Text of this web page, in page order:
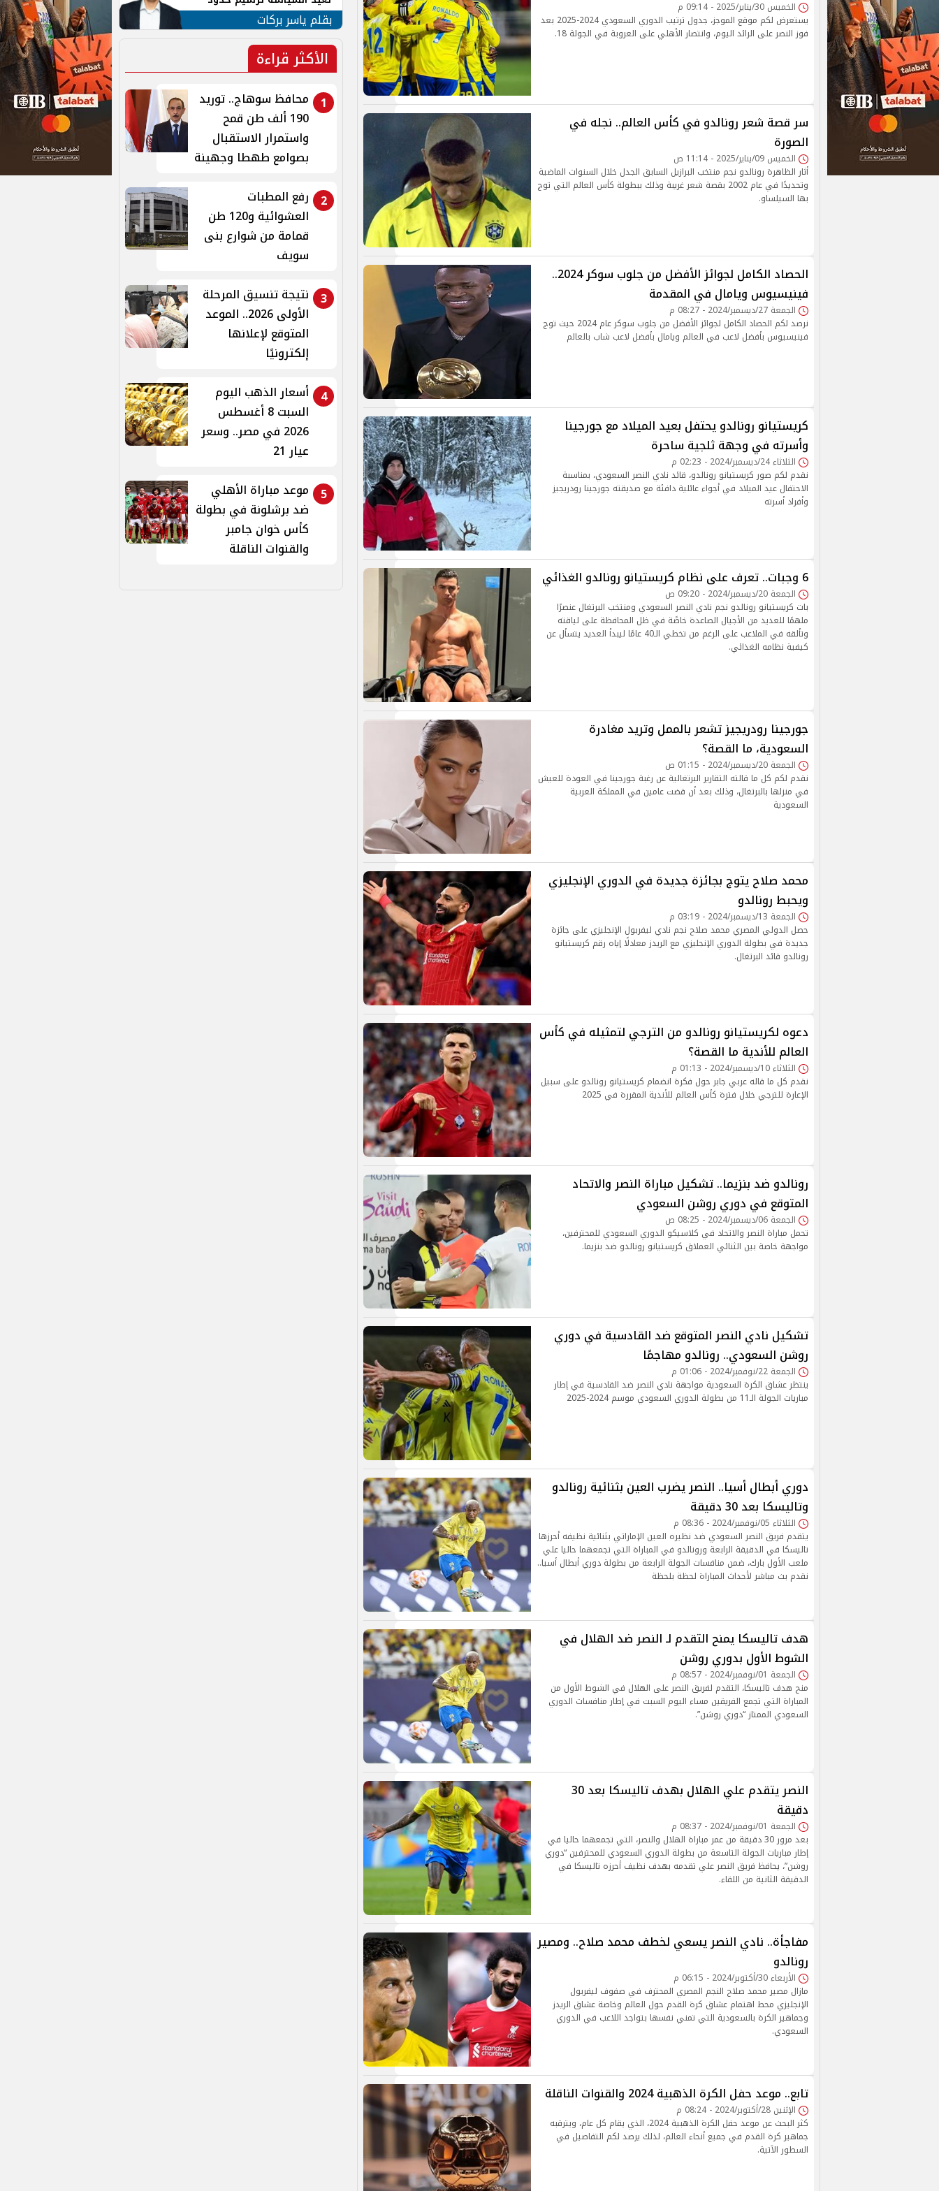
الخميس 30/يناير/2025 - 09:14 م
يستعرض لكم موقع الموجز، جدول ترتيب الدوري السعودي 2024-2025 بعد
فوز النصر على الرائد اليوم، وانتصار الأهلي على العروبة في الجولة 18.
سر قصة شعر رونالدو في كأس العالم.. نجله في
الصورة
الخميس 09/يناير/2025 - 11:14 ص
أثار الظاهرة رونالدو نجم منتخب البرازيل السابق الجدل خلال السنوات الماضية
وتحديدًا في عام 2002 بقصة شعر غريبة وذلك ببطولة كأس العالم التي توج
بها السيلساو.
الحصاد الكامل لجوائز الأفضل من جلوب سوكر 2024..
فينيسيوس ويامال في المقدمة
الجمعة 27/ديسمبر/2024 - 08:27 م
نرصد لكم الحصاد الكامل لجوائز الأفضل من جلوب سوكر عام 2024 حيث توج
فينيسيوس بأفضل لاعب في العالم ويامال بأفضل لاعب شاب بالعالم
كريستيانو رونالدو يحتفل بعيد الميلاد مع جورجينا
وأسرته في وجهة ثلجية ساحرة
الثلاثاء 24/ديسمبر/2024 - 02:23 م
نقدم لكم صور كريستيانو رونالدو، قائد نادي النصر السعودي، بمناسبة
الاحتفال عيد الميلاد في أجواء عائلية دافئة مع صديقته جورجينا رودريجيز
وأفراد أسرته
6 وجبات.. تعرف على نظام كريستيانو رونالدو الغذائي
الجمعة 20/ديسمبر/2024 - 09:20 ص
بات كريستيانو رونالدو نجم نادي النصر السعودي ومنتخب البرتغال عنصرًا
ملهمًا للعديد من الأجيال الصاعدة خاصًة في ظل المحافظة على لياقته
وتألقه في الملاعب على الرغم من تخطي الـ40 عامًا ليبدأ العديد يتسأل عن
كيفية نظامه الغذائي.
جورجينا رودريجيز تشعر بالممل وتريد مغادرة
السعودية، ما القصة؟
الجمعة 20/ديسمبر/2024 - 01:15 ص
نقدم لكم كل ما قالته التقارير البرتغالية عن رغبة جورجينا في العودة للعيش
في منزلها بالبرتغال، وذلك بعد أن قضت عامين في المملكة العربية
السعودية
محمد صلاح يتوج بجائزة جديدة في الدوري الإنجليزي
ويحبط رونالدو
الجمعة 13/ديسمبر/2024 - 03:19 م
حصل الدولي المصري محمد صلاح نجم نادي ليفربول الإنجليزي على جائزة
جديدة في بطولة الدوري الإنجليزي مع الريدز معادلًا إياه رقم كريستيانو
رونالدو قائد البرتغال.
دعوه لكريستيانو رونالدو من الترجي لتمثيله في كأس
العالم للأندية ما القصة؟
الثلاثاء 10/ديسمبر/2024 - 01:13 م
نقدم كل ما قاله عربي جابر حول فكرة انضمام كريستيانو رونالدو على سبيل
الإعارة للترجي خلال فترة كأس العالم للأندية المقررة في 2025
رونالدو ضد بنزيما.. تشكيل مباراة النصر والاتحاد
المتوقع في دوري روشن السعودي
الجمعة 06/ديسمبر/2024 - 08:25 ص
تحمل مباراة النصر والاتحاد في كلاسيكو الدوري السعودي للمحترفين،
مواجهة خاصة بين الثنائي العملاق كريستيانو رونالدو ضد بنزيما.
تشكيل نادي النصر المتوقع ضد القادسية في دوري
روشن السعودي.. رونالدو مهاجمًا
الجمعة 22/نوفمبر/2024 - 01:06 م
ينتظر عشاق الكرة السعودية مواجهة نادي النصر ضد القادسية في إطار
مباريات الجولة الـ11 من بطولة الدوري السعودي موسم 2024-2025
دوري أبطال أسيا.. النصر يضرب العين بثنائية رونالدو
وتاليسكا بعد 30 دقيقة
الثلاثاء 05/نوفمبر/2024 - 08:36 م
يتقدم فريق النصر السعودي ضد نظيره العين الإماراتي بثنائية نظيفه أحرزها
تاليسكا في الدقيقة الرابعة ورونالدو في المباراة التي تجمعهما حاليا علي
ملعب الأول بارك، ضمن منافسات الجولة الرابعة من بطولة دوري أبطال أسيا..
نقدم بث مباشر لأحداث المباراة لحظة بلحظة
هدف تاليسكا يمنح التقدم لـ النصر ضد الهلال في
الشوط الأول بدوري روشن
الجمعة 01/نوفمبر/2024 - 08:57 م
منح هدف تاليسكا، التقدم لفريق النصر على الهلال في الشوط الأول من
المباراة التي تجمع الفريقين مساء اليوم السبت في إطار منافسات الدوري
السعودي الممتاز “دوري روشن”.
النصر يتقدم علي الهلال بهدف تاليسكا بعد 30
دقيقة
الجمعة 01/نوفمبر/2024 - 08:37 م
بعد مرور 30 دقيقة من عمر مباراة الهلال والنصر، التي تجمعهما حاليا في
إطار مباريات الجولة التاسعة من بطولة الدوري السعودي للمحترفين “دوري
روشن”، يحافظ فريق النصر علي تقدمه بهدف نظيف أحرزه تاليسكا في
الدقيقة الثانية من اللقاء.
مفاجأة.. نادي النصر يسعي لخطف محمد صلاح.. ومصير
رونالدو
الأربعاء 30/أكتوبر/2024 - 06:15 م
مازال مصير محمد صلاح النجم المصري المحترف في صفوف ليفربول
الإنجليزي محط اهتمام عشاق كرة القدم حول العالم وخاصة عشاق الريدز
وجماهير الكرة بالسعودية التي تمني نفسها بتواجد اللاعب في الدوري
السعودي.
تابع.. موعد حفل الكرة الذهبية 2024 والقنوات الناقلة
الإثنين 28/أكتوبر/2024 - 08:24 م
كثر البحث عن موعد حفل الكرة الذهبية 2024، الذي يقام كل عام، ويترقبه
جماهير كرة القدم في جميع أنحاء العالم، لذلك يرصد لكم التفاصيل في
السطور الآتية.
الأمن القومي العربي
بقلم ياسر بركات
الأكثر قراءة
1
محافظ سوهاج.. توريد
190 ألف طن قمح
واستمرار الاستقبال
بصوامع طهطا وجهينة
2
رفع المطبات
العشوائية و120 طن
قمامة من شوارع بنى
سويف
3 نتيجة تنسيق المرحلة
الأولى 2026.. الموعد
المتوقع لإعلانها
إلكترونيًا
4
أسعار الذهب اليوم
السبت 8 أغسطس
2026 في مصر.. وسعر
عيار 21
5
موعد مباراة الأهلي
ضد برشلونة في بطولة
كأس خوان جامبر
والقنوات الناقلة